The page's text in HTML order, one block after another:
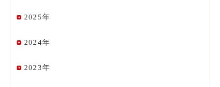
2025年
2024年
2023年